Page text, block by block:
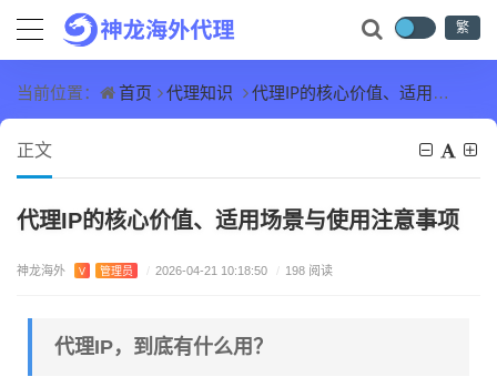
繁
当前位置： 首页 代理知识 代理IP的核心价值、适用场景与使用注意事项
正文
代理IP的核心价值、适用场景与使用注意事项
神龙海外 V 管理员 / 2026-04-21 10:18:50 / 198 阅读
代理IP，到底有什么用？